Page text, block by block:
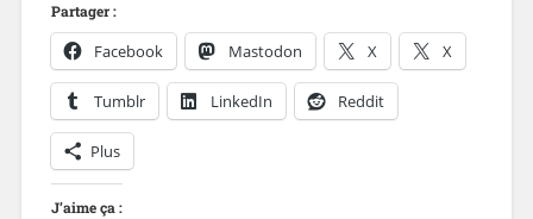
Partager :
Facebook Mastodon X X
Tumblr LinkedIn Reddit
Plus
J’aime ça :